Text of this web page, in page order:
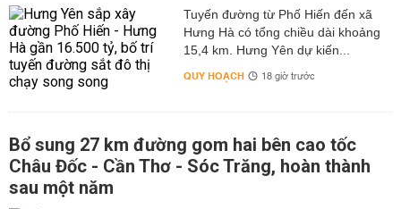
Tuyến đường từ Phố Hiến đến xã
Hưng Hà có tổng chiều dài khoảng
15,4 km. Hưng Yên dự kiến...
QUY HOẠCH 18 giờ trước
Bổ sung 27 km đường gom hai bên cao tốc
Châu Đốc - Cần Thơ - Sóc Trăng, hoàn thành
sau một năm